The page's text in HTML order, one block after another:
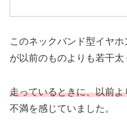
このネックバンド型イヤ
が以前のものよりも若干太
走っているときに、以前
不満を感じていました。